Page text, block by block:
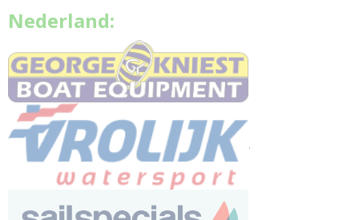
Nederland:
.